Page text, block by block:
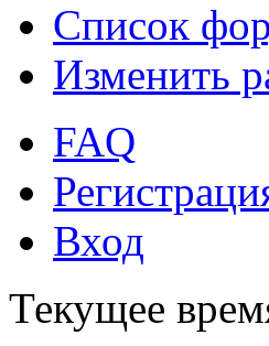
Список
Изменить
FAQ
Вход
Текущее